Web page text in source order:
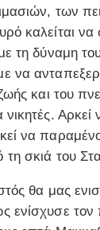
των
καλείται
τη δύναμη
να
και του
Αρκεί
να
σκιά του
θα μας
ενίσχυσε τον